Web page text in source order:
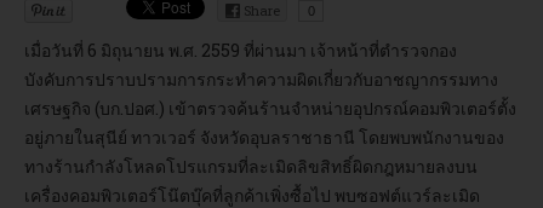
HOME
ซอฟต์แวร์
Share
0
เมื่อวันที่ 6 มิถุนายน พ.ศ. 2559 ที่ผ่านมา เจ้าหน้าที่ตำรวจกอง
บังคับการปราบปรามการกระทำความผิดเกี่ยวกับอาชญากรรมทาง
เศรษฐกิจ (บก.ปอศ.) เข้าตรวจค้นร้านจำหน่ายอุปกรณ์คอมพิวเตอร์ตั้ง
อยู่ภายในสุนีย์ ทาวเวอร์ จังหวัดอุบลราชาธานี โดยพบพนักงานของ
ทางร้านกำลังโหลดโปรแกรมที่ละเมิดลิขสิทธิ์ผิดกฎหมายลงบน
เครื่องคอมพิวเตอร์โน๊ตบุ๊คที่ลูกค้าเพิ่งซื้อไป พบซอฟต์แวร์ละเมิด